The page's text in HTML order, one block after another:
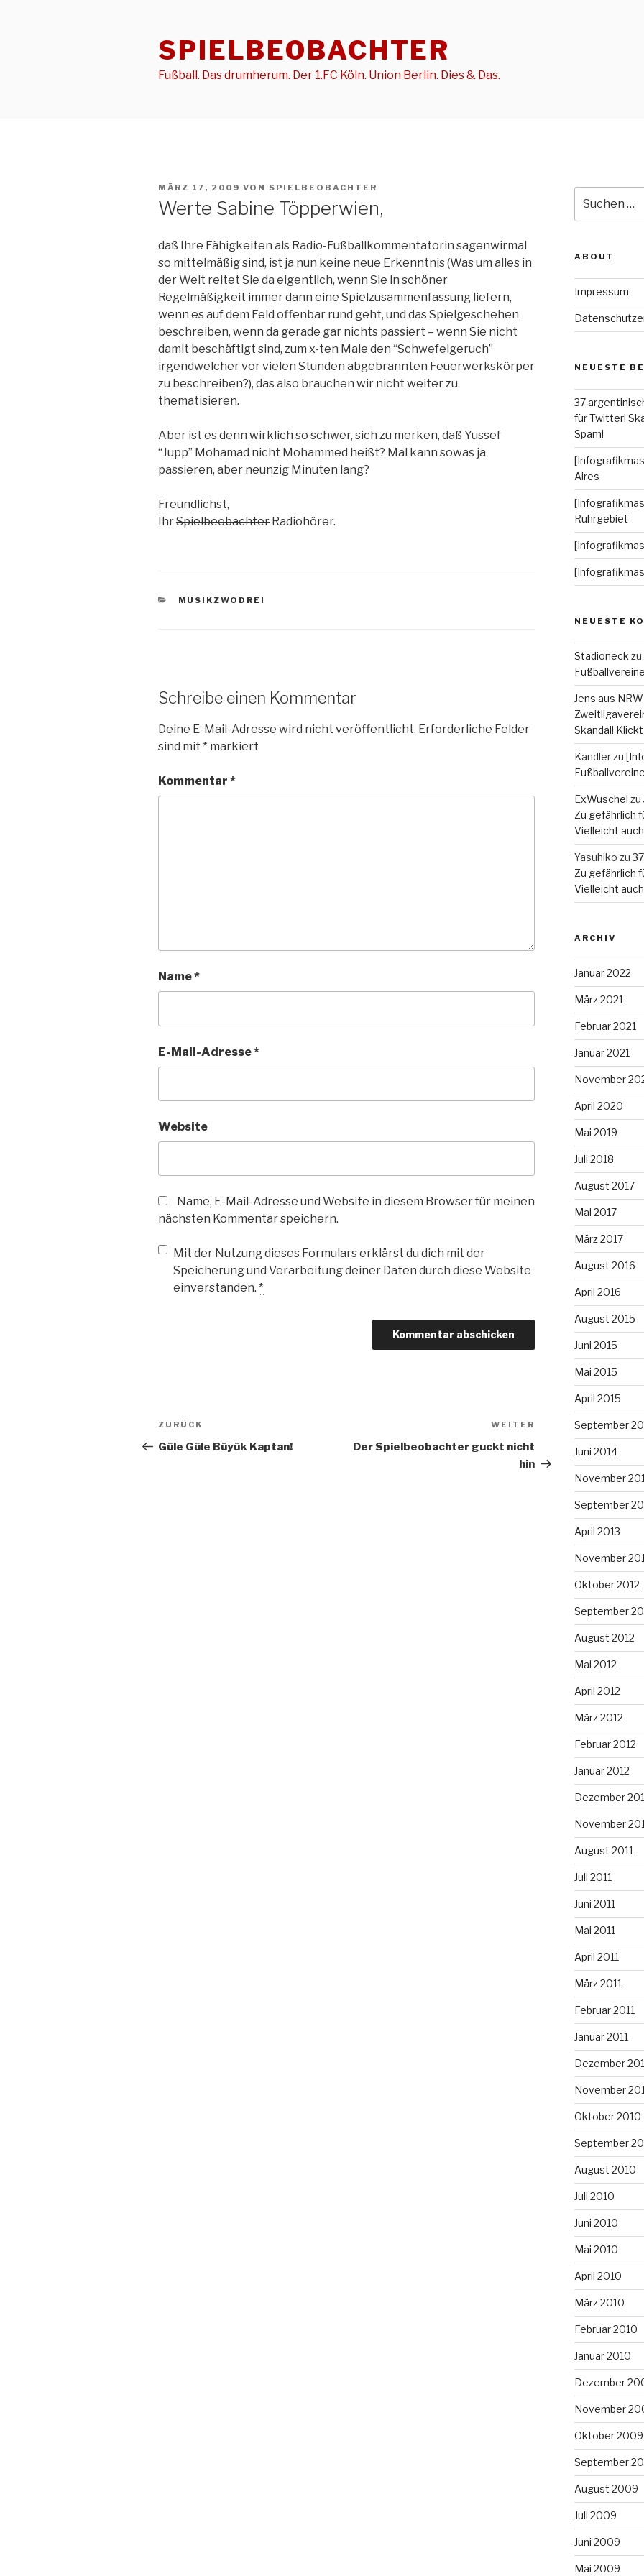
SPIELBEOBACHTER
Fußball. Das drumherum. Der 1.FC Köln. Union Berlin. Dies & Das.
VERÖFFENTLICHT
MÄRZ 17, 2009 VON SPIELBEOBACHTER
Werte Sabine Töpperwien,
daß Ihre Fähigkeiten als Radio-Fußballkommentatorin sagenwirmal
so mittelmäßig sind, ist ja nun keine neue Erkenntnis (Was um alles in
der Welt reitet Sie da eigentlich, wenn Sie in schöner
Regelmäßigkeit immer dann eine Spielzusammenfassung liefern,
wenn es auf dem Feld offenbar rund geht, und das Spielgeschehen
beschreiben, wenn da gerade gar nichts passiert – wenn Sie nicht
damit beschäftigt sind, zum x-ten Male den “Schwefelgeruch”
irgendwelcher vor vielen Stunden abgebrannten Feuerwerkskörper
zu beschreiben?), das also brauchen wir nicht weiter zu
thematisieren.
Aber ist es denn wirklich so schwer, sich zu merken, daß Yussef
“Jupp” Mohamad nicht Mohammed heißt? Mal kann sowas ja
passieren, aber neunzig Minuten lang?
Freundlichst,
IhrSpielbeobachter Radiohörer.
KATEGORIEN
MUSIKZWODREI
Schreibe einen Kommentar
Deine E-Mail-Adresse wird nicht veröffentlicht. Erforderliche Felder
sind mit * markiert
Kommentar *
Name*
E-Mail-Adresse*
Website
Name, E-Mail-Adresse und Website in diesem Browser für meinen
nächsten Kommentar speichern.
Mit der Nutzung dieses Formulars erklärst du dich mit der
Speicherung und Verarbeitung deiner Daten durch diese Website
einverstanden. *
Beitragsnavigation
Vorheriger
Beitrag
ZURÜCK
Güle Güle Büyük Kaptan!
Nächster
WEITER
Der Spielbeobachter guckt nicht
hin
nach:
ABOUT
Impressum
NEUESTE
37
für Twitter!
Spam!
Aires
Ruhrgebiet
NEUESTE
Stadioneck zu
Jens aus NRW
Skandal!
Kandlerzu
ExWuschel zu
Zu gefährlich
Vielleicht
Yasuhiko zu
Zu gefährlich
Vielleicht
ARCHIV
Januar 2022
März 2021
Februar 2021
Januar 2021
November
April 2020
Mai 2019
Juli 2018
August 2017
Mai 2017
März 2017
August 2016
April 2016
August 2015
Juni 2015
Mai 2015
April 2015
September
Juni 2014
November
September
April 2013
November
Oktober 2012
September
August 2012
Mai 2012
April 2012
März 2012
Februar 2012
Januar 2012
Dezember
November
August 2011
Juli 2011
Juni 2011
Mai 2011
April 2011
März 2011
Februar 2011
Januar 2011
Dezember
November
Oktober 2010
September
August 2010
Juli 2010
Juni 2010
Mai 2010
April 2010
März 2010
Februar 2010
Januar 2010
Dezember
November
Oktober 2009
September
August 2009
Juli 2009
Juni 2009
Mai 2009